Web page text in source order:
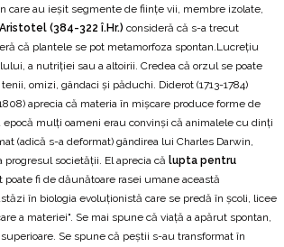
care au ieșit segmente de ființe vii, membre izolate,
Aristotel (384-322 î.Hr.) consideră că s-a trecut
că plantele se pot metamorfoza spontan.Lucrețiu
a nutriției sau a altoirii. Credea că orzul se poate
omizi, gândaci și păduchi. Diderot (1713-1784)
aprecia că materia în mișcare produce forme de
mulți oameni erau convinși că animalele cu dinți
(adică s-a deformat) gândirea lui Charles Darwin,
societății. El aprecia că lupta pentru
fi de dăunătoare rasei umane această
în biologia evoluționistă care se predă în școli, licee
a materiei". Se mai spune că viață a apărut spontan,
Se spune că peștii s-au transformat în